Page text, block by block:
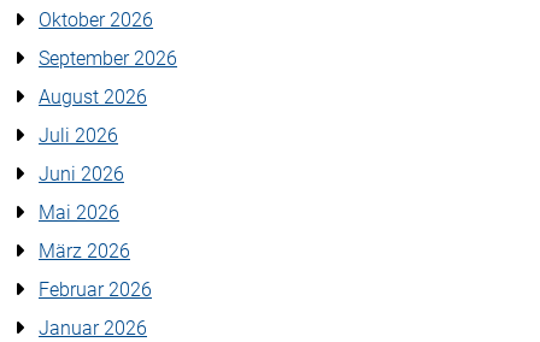
Oktober 2026
September 2026
August 2026
Juli 2026
Juni 2026
Mai 2026
März 2026
Februar 2026
Januar 2026